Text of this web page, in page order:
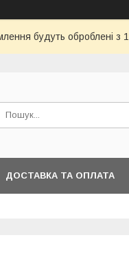
будуть оброблені
ДОСТАВКА ТА ОПЛАТА